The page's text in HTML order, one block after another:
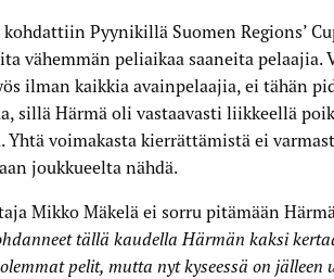
kohdattiin Pyynikillä Suomen Regions’
vähemmän peliaikaa saaneita
ilman kaikkia avainpelaajia, ei tähän
sillä Härmä oli vastaavasti liikkeellä
Yhtä voimakasta kierrättämistä ei
joukkueelta nähdä.
Mikko Mäkelä ei sorru pitämään
tällä kaudella Härmän kaksi
pelit, mutta nyt kyseessä on jälleen